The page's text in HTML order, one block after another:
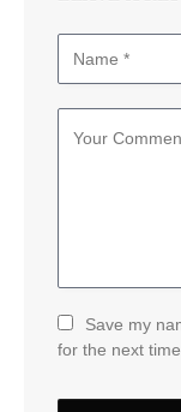
Save my
for the next